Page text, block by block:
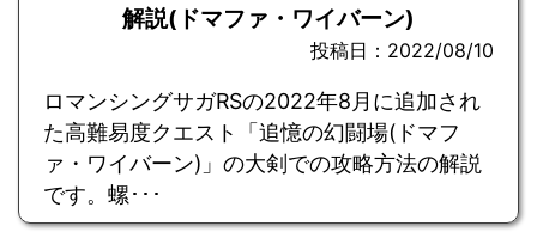
解説(ドマファ・ワイバーン)
投稿日：2022/08/10
ロマンシングサガRSの2022年8月に追加され
た高難易度クエスト「追憶の幻闘場(ドマフ
ァ・ワイバーン)」の大剣での攻略方法の解説
です。螺･･･